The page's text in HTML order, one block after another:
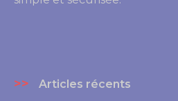
>> Articles récents